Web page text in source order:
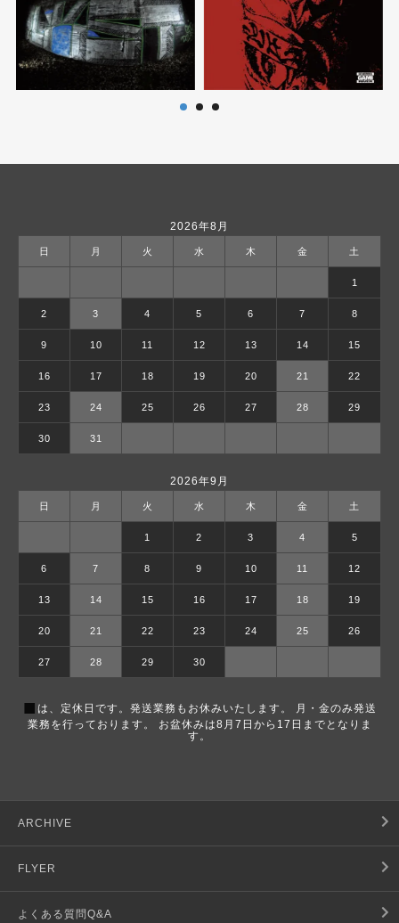
2026年8月
日 月 火 水 木 金 土
1
2 3 4 5 6 7 8
9 10 11 12 13 14 15
16 17 18 19 20 21 22
23 24 25 26 27 28 29
30 31
2026年9月
日 月 火 水 木 金 土
1 2 3 4 5
6 7 8 9 10 11 12
13 14 15 16 17 18 19
20 21 22 23 24 25 26
27 28 29 30
■ は、定休日です。発送業務もお休みいたします。 月・金のみ発送
業務を行っております。 お盆休みは8月7日から17日までとなりま
す。
ARCHIVE
FLYER
よくある質問Q&A